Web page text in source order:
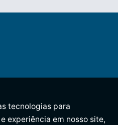
tecnologias para
experiência em nosso site,